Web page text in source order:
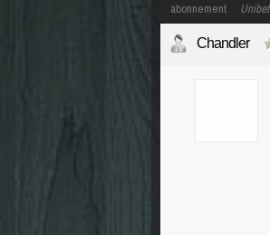
abonnement Unibet
Chandler